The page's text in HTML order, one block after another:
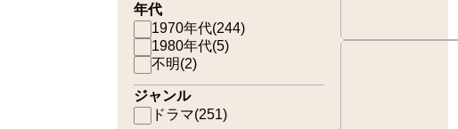
年代
1970年代(244)
1980年代(5)
不明(2)
ジャンル
ドラマ(251)